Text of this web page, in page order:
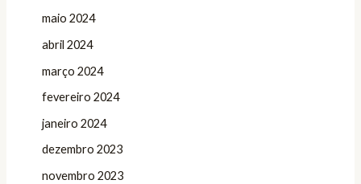
maio 2024
abril 2024
março 2024
fevereiro 2024
janeiro 2024
dezembro 2023
novembro 2023